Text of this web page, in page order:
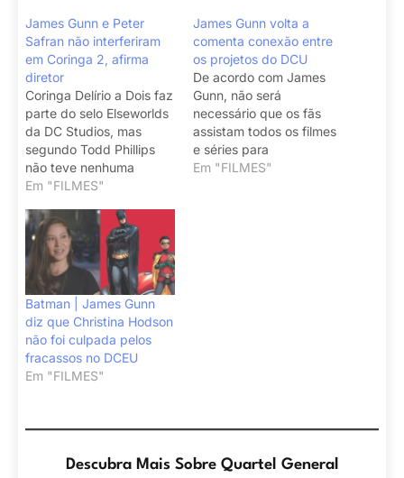
James Gunn e Peter
Safran não interferiram
em Coringa 2, afirma
diretor
Coringa Delírio a Dois faz
parte do selo Elseworlds
da DC Studios, mas
segundo Todd Phillips
não teve nenhuma
interferência do CEOs.
Em "FILMES"
James Gunn volta a
comenta conexão entre
os projetos do DCU
De acordo com James
Gunn, não será
necessário que os fãs
assistam todos os filmes
e séries para
entenderem a narrativa
Em "FILMES"
Batman | James Gunn
diz que Christina Hodson
não foi culpada pelos
fracassos no DCEU
Em "FILMES"
Descubra Mais Sobre Quartel General